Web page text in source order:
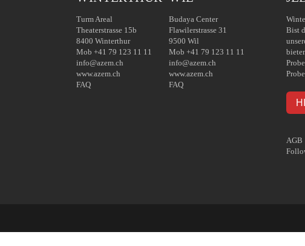
Turm Areal
Theaterstrasse 15b
8400 Winterthur
Mob +41 79 123 11 11
info@azem.ch
www.azem.ch
FAQ
Budaya Center
Flawilerstrasse 31
9500 Wil
Mob +41 79 123 11 11
info@azem.ch
www.azem.ch
FAQ
Bist
AGB